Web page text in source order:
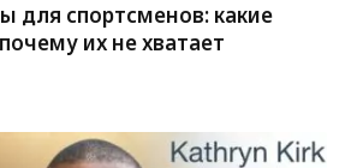
для спортсменов: какие
их не хватает